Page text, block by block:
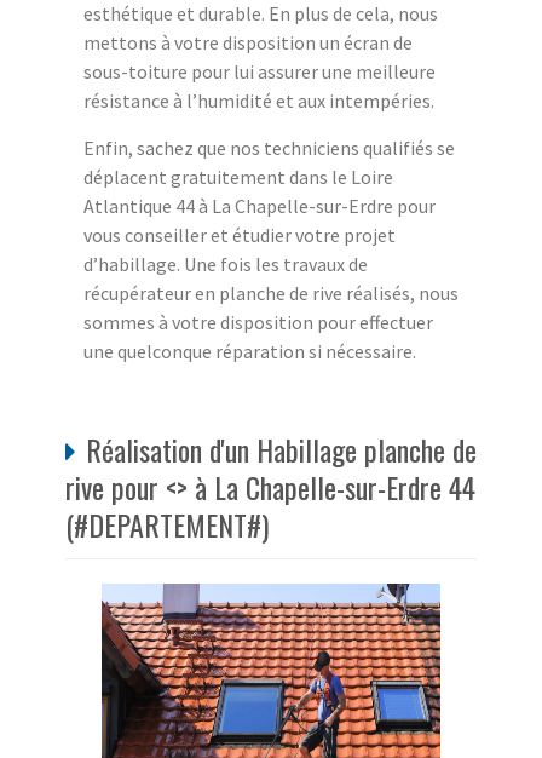
esthétique et durable. En plus de cela, nous
mettons à votre disposition un écran de
sous-toiture pour lui assurer une meilleure
résistance à l’humidité et aux intempéries.
Enfin, sachez que nos techniciens qualifiés se
déplacent gratuitement dans le Loire
Atlantique 44 à La Chapelle-sur-Erdre pour
vous conseiller et étudier votre projet
d’habillage. Une fois les travaux de
récupérateur en planche de rive réalisés, nous
sommes à votre disposition pour effectuer
une quelconque réparation si nécessaire.
Réalisation d'un Habillage planche de
rive pour <> à La Chapelle-sur-Erdre 44
(#DEPARTEMENT#)